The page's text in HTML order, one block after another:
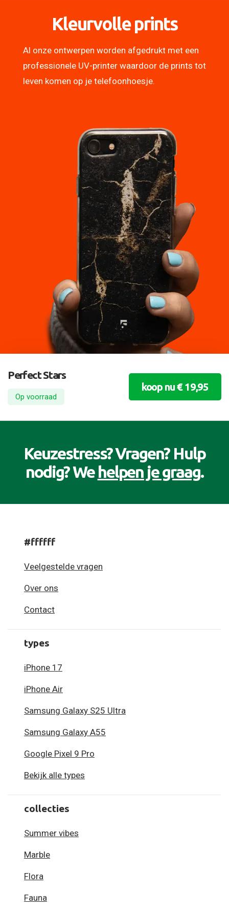
Kleurvolle prints
Al onze ontwerpen worden afgedrukt met een
professionele UV-printer waardoor de prints tot
leven komen op je telefoonhoesje.
Perfect Stars
Op voorraad
koop nu € 19,95
Keuzestress? Vragen? Hulp
nodig? Wehelpen je graag.
#ffffff
Veelgestelde vragen
Over ons
Contact
types
iPhone 17
iPhone Air
Samsung Galaxy S25 Ultra
Samsung Galaxy A55
Google Pixel 9 Pro
Bekijk alle types
collecties
Summer vibes
Marble
Flora
Fauna